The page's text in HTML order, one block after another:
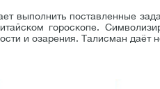
выполнить поставленные
гороскопе.
и озарения. Талисман